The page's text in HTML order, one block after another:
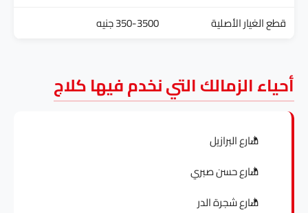
قطع الغيار الأصلية
350-3500 جنيه
أحياء الزمالك التي نخدم فيها كلاج
شارع البرازيل
شارع حسن صبري
شارع شجرة الدر